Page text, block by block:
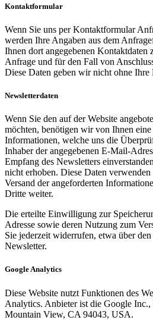
Kontaktformular
Wenn Sie uns per Kontaktformular
werden Ihre Angaben aus dem
Ihnen dort angegebenen Kontaktdaten
Anfrage und für den Fall von
Diese Daten geben wir nicht ohne
Newsletterdaten
Wenn Sie den auf der Website
möchten, benötigen wir von Ihnen
Informationen, welche uns die
Inhaber der angegebenen E-Mail-
Empfang des Newsletters
nicht erhoben. Diese Daten
Versand der angeforderten
Dritte weiter.
Die erteilte Einwilligung zur
Adresse sowie deren Nutzung zum
Sie jederzeit widerrufen, etwa über
Newsletter.
Google Analytics
Diese Website nutzt Funktionen des
Analytics. Anbieter ist die Google
Mountain View, CA 94043, USA.